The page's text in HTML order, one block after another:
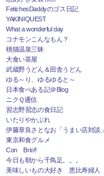
FetichesDaddyのゴス日記
YAKINIQUEST
What a wonderful day
コナモンこんなもん？
桃猫温泉三昧
大食い茶屋
武蔵野うどん＆田舎うどん
ゆる～り、ゆるゆると～
日本食べある記＠Blog
ニクＱ通信
習志野習志の食日記
いたりやかぶれ
伊藤章良さとなお「うまい店対談」
東京和食グルメ
Con Brio!!
今日も朝から千鳥足。。。
美味しいもの大好き 恵比寿婦人